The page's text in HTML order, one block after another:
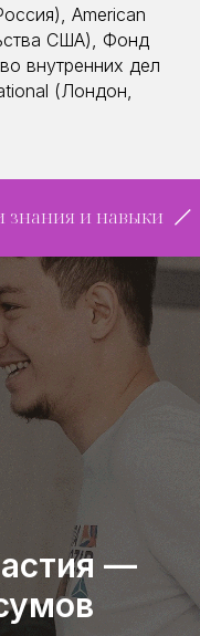
American
США), Фонд
внутренних дел
(Лондон,
и навыки
—